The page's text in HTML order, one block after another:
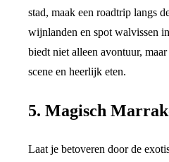
stad, maak een roadtrip langs
wijnlanden en spot walvissen
biedt niet alleen avontuur,
scene en heerlijk eten.
5. Magisch
Laat je betoveren door de